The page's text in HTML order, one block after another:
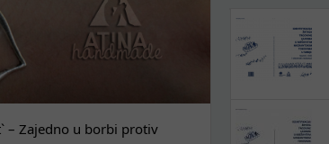
– Zajedno u borbi protiv